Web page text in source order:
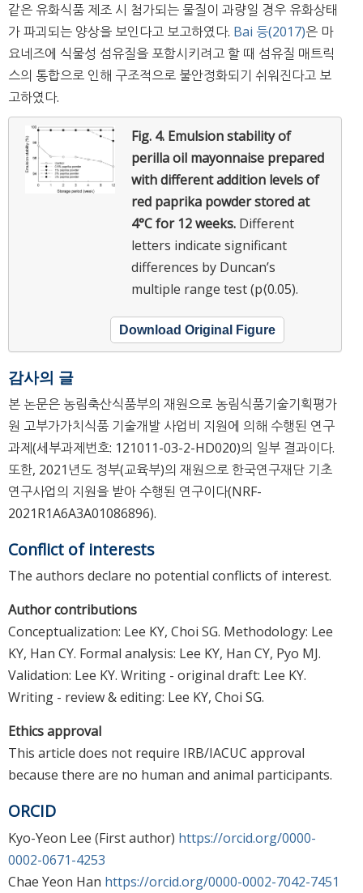
같은 유화식품 제조 시 첨가되는 물질이 과량일 경우 유화상태
가 파괴되는 양상을 보인다고 보고하였다. Bai 등(2017)은 마
요네즈에 식물성 섬유질을 포함시키려고 할 때 섬유질 매트릭
스의 통합으로 인해 구조적으로 불안정화되기 쉬워진다고 보
고하였다.
Fig. 4. Emulsion stability of
perilla oil mayonnaise prepared
with different addition levels of
red paprika powder stored at
4°C for 12 weeks. Different
letters indicate significant
differences by Duncan’s
multiple range test (p⟨0.05).
Download Original Figure
감사의 글
본 논문은 농림축산식품부의 재원으로 농림식품기술기획평가
원 고부가가치식품 기술개발 사업비 지원에 의해 수행된 연구
과제(세부과제번호: 121011-03-2-HD020)의 일부 결과이다.
또한, 2021년도 정부(교육부)의 재원으로 한국연구재단 기초
연구사업의 지원을 받아 수행된 연구이다(NRF-
2021R1A6A3A01086896).
Conflict of interests
The authors declare no potential conflicts of interest.
Author contributions
Conceptualization: Lee KY, Choi SG. Methodology: Lee
KY, Han CY. Formal analysis: Lee KY, Han CY, Pyo MJ.
Validation: Lee KY. Writing - original draft: Lee KY.
Writing - review & editing: Lee KY, Choi SG.
Ethics approval
This article does not require IRB/IACUC approval
because there are no human and animal participants.
ORCID
Kyo-Yeon Lee (First author) https://orcid.org/0000-
0002-0671-4253
Chae Yeon Han https://orcid.org/0000-0002-7042-7451